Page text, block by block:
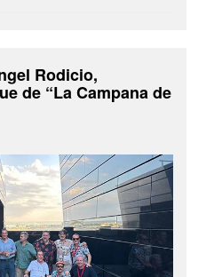
Rodicio,
de “La Campana de